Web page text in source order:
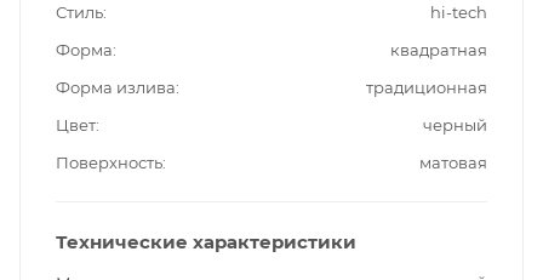
Стиль
hi-tech
Форма
квадратная
Форма излива
традиционная
Цвет
черный
Поверхность
матовая
Технические характеристики